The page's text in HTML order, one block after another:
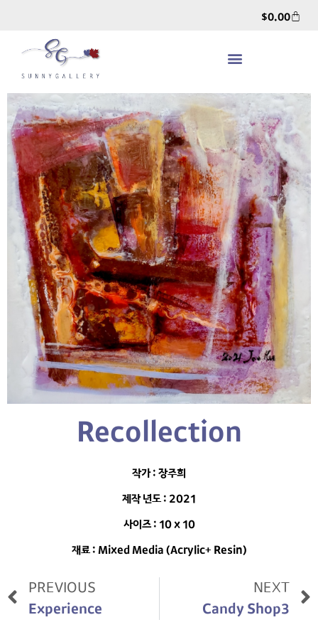
$0.00
Recollection
작가 : 장주희
제작 년도 : 2021
사이즈 : 10 x 10
재료 : Mixed Media (Acrylic+ Resin)
PREVIOUS
Experience
NEXT
Candy Shop3